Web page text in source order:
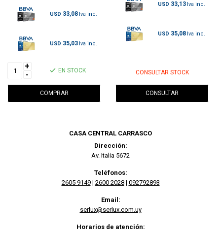
USD 33,08
USD 35,03
+
-
EN STOCK
USD 33,13
USD 35,08
CONSULTAR STOCK
CONSULTAR
CASA CENTRAL CARRASCO
Dirección:
Av. Italia 5672
Teléfonos:
2605 9149| 2600 2028| 092792893
Email:
serlux@serlux.com.uy
Horarios de atención: